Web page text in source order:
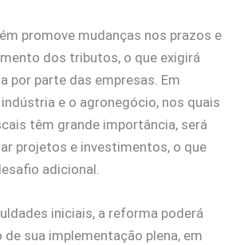
promove mudanças nos prazos e
dos tributos, o que exigirá
por parte das empresas. Em
e o agronegócio, nos quais
têm grande importância, será
projetos e investimentos, o que
adicional.
iniciais, a reforma poderá
de sua implementação plena, em